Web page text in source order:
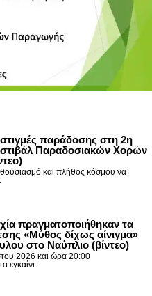
παράδοσης στη 2η
Παραδοσιακών Χορών
και πλήθος κόσμου να
πραγματοποιήθηκαν τα
«Μύθος δίχως αίνιγμα»
στο Ναύπλιο (βίντεο)
2026 και ώρα 20:00